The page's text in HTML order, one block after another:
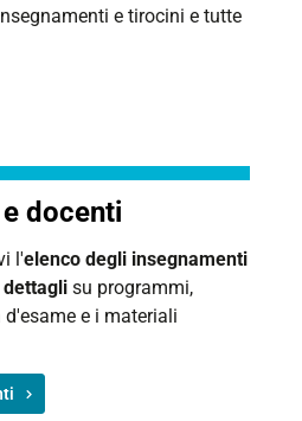
e tirocini e tutte
docenti
l'elenco degli insegnamenti
dettagli su programmi,
e i materiali